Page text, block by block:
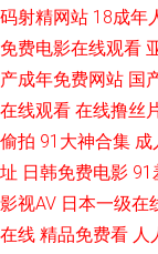
免费毛片 俺去也激情
黄 欧美日韩亚洲国产
免费看成人91 伊人成
玩哭 中文国产综合区
码射精网站 18成年
免费电影在线观看
产成年免费网站 国
在线观看 在线撸丝
偷拍 91大神合集 成
址 日韩免费电影 91
影视AV 日本一级在
在线 精品免费看 人